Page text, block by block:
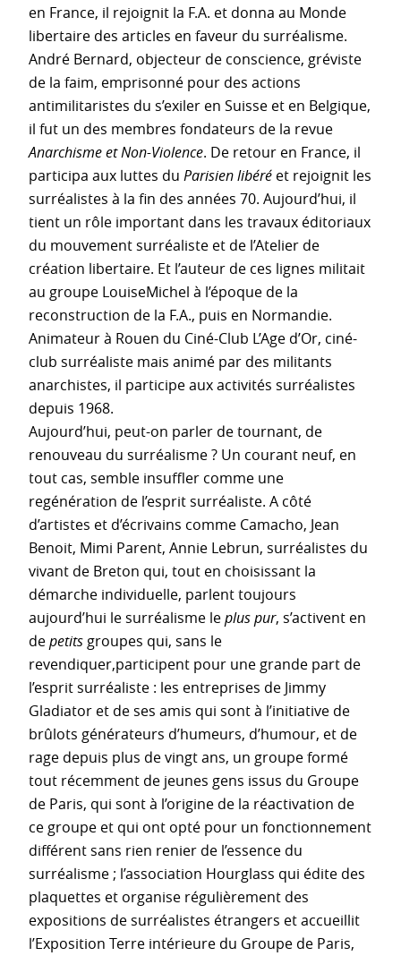
en France, il rejoignit la F.A. et donna au Monde
libertaire des articles en faveur du surréalisme.
André Bernard, objecteur de conscience, gréviste
de la faim, emprisonné pour des actions
antimilitaristes du s’exiler en Suisse et en Belgique,
il fut un des membres fondateurs de la revue
Anarchisme et Non-Violence. De retour en France, il
participa aux luttes du Parisien libéré et rejoignit les
surréalistes à la fin des années 70. Aujourd’hui, il
tient un rôle important dans les travaux éditoriaux
du mouvement surréaliste et de l’Atelier de
création libertaire. Et l’auteur de ces lignes militait
au groupe LouiseMichel à l’époque de la
reconstruction de la F.A., puis en Normandie.
Animateur à Rouen du Ciné-Club L’Age d’Or, ciné-
club surréaliste mais animé par des militants
anarchistes, il participe aux activités surréalistes
depuis 1968.
Aujourd’hui, peut-on parler de tournant, de
renouveau du surréalisme ? Un courant neuf, en
tout cas, semble insuffler comme une
regénération de l’esprit surréaliste. A côté
d’artistes et d’écrivains comme Camacho, Jean
Benoit, Mimi Parent, Annie Lebrun, surréalistes du
vivant de Breton qui, tout en choisissant la
démarche individuelle, parlent toujours
aujourd’hui le surréalisme leplus pur, s’activent en
depetits groupes qui, sans le
revendiquer,participent pour une grande part de
l’esprit surréaliste : les entreprises de Jimmy
Gladiator et de ses amis qui sont à l’initiative de
brûlots générateurs d’humeurs, d’humour, et de
rage depuis plus de vingt ans, un groupe formé
tout récemment de jeunes gens issus du Groupe
de Paris, qui sont à l’origine de la réactivation de
ce groupe et qui ont opté pour un fonctionnement
différent sans rien renier de l’essence du
surréalisme ; l’association Hourglass qui édite des
plaquettes et organise régulièrement des
expositions de surréalistes étrangers et accueillit
l’Exposition Terre intérieure du Groupe de Paris,